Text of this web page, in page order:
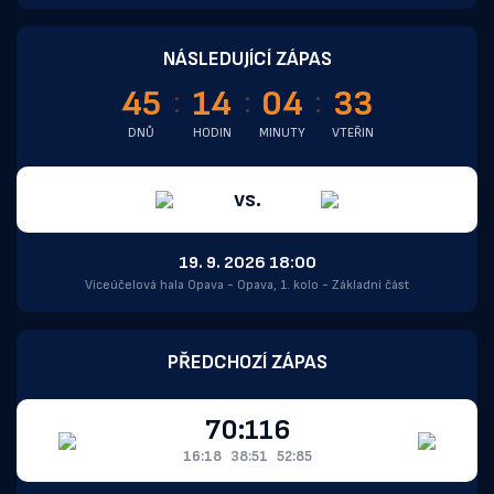
NÁSLEDUJÍCÍ ZÁPAS
45
DNŮ
14
HODIN
04
MINUTY
33
VTEŘIN
vs.
19. 9. 2026 18:00
Víceúčelová hala Opava - Opava, 1. kolo - Základní část
PŘEDCHOZÍ ZÁPAS
70:116
16:18 38:51 52:85